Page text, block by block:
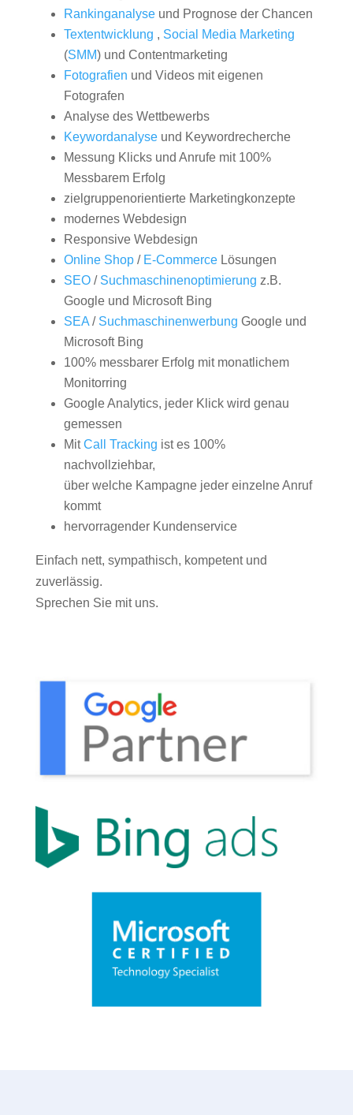
Rankinganalyseund Prognose der Chancen
Textentwicklung , Social Media Marketing
(SMM) und Contentmarketing
Fotografien und Videos mit eigenen
Fotografen
Analyse des Wettbewerbs
Keywordanalyseund Keywordrecherche
Messung Klicks und Anrufe mit 100%
Messbarem Erfolg
zielgruppenorientierte Marketingkonzepte
modernes Webdesign
Responsive Webdesign
Online Shop/ E-CommerceLösungen
SEO/ Suchmaschinenoptimierung z.B.
Google und Microsoft Bing
SEA/ Suchmaschinenwerbung Google und
Microsoft Bing
100% messbarer Erfolg mit monatlichem
Monitorring
Google Analytics, jeder Klick wird genau
gemessen
MitCall Tracking ist es 100%
nachvollziehbar,
über welche Kampagne jeder einzelne Anruf
kommt
hervorragender Kundenservice
Einfach nett, sympathisch, kompetent und
zuverlässig.
Sprechen Sie mit uns.